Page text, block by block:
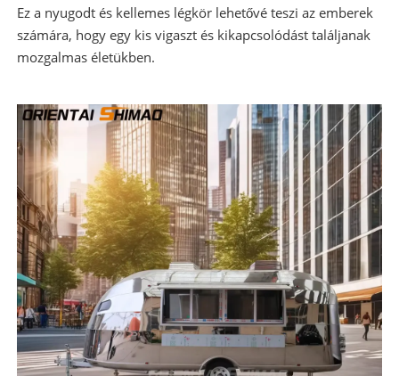
Ez a nyugodt és kellemes légkör lehetővé teszi az emberek
számára, hogy egy kis vigaszt és kikapcsolódást találjanak
mozgalmas életükben.